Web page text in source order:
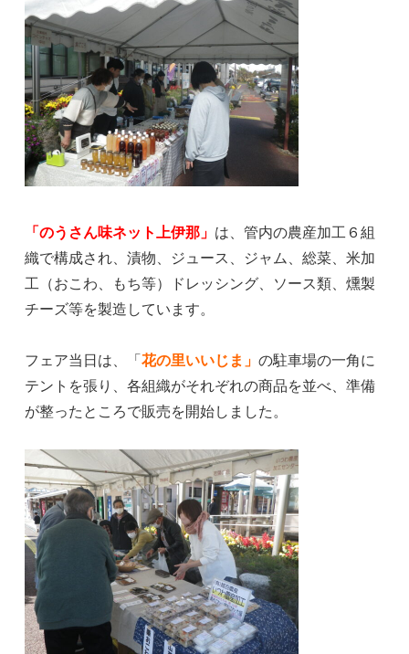
「のうさん味ネット上伊那」 は、管内の農産加工６組
織で構成され、漬物、ジュース、ジャム、総菜、米加
工（おこわ、もち等）ドレッシング、ソース類、燻製
チーズ等を製造しています。
フェア当日は、「花の里いいじま」の駐車場の一角に
テントを張り、各組織がそれぞれの商品を並べ、準備
が整ったところで販売を開始しました。